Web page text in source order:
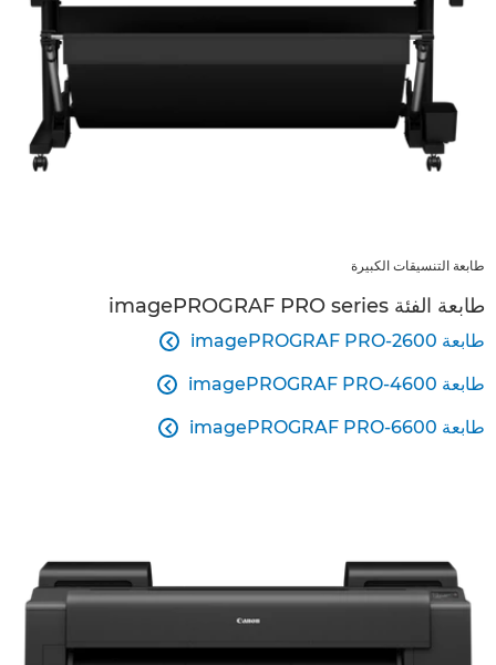
طابعة التنسيقات الكبيرة
طابعة الفئة imagePROGRAF PRO series
طابعة imagePROGRAF PRO-2600 
طابعة imagePROGRAF PRO-4600 
طابعة imagePROGRAF PRO-6600 